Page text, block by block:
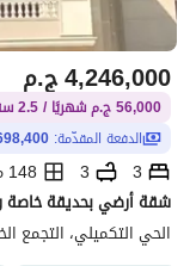
ج.م4,246,000
56,000 ج.م شهريًا / 2.5 سنوات
الدفعة المقدّمة:
3
3
148 متر مربع
الحي التكميلي، التجمع